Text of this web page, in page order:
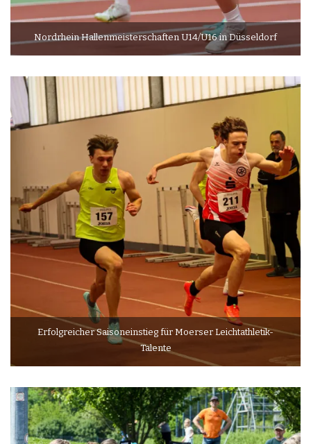
Nordrhein Hallenmeisterschaften U14/U16 in Düsseldorf
Erfolgreicher Saisoneinstieg für Moerser Leichtathletik-
Talente